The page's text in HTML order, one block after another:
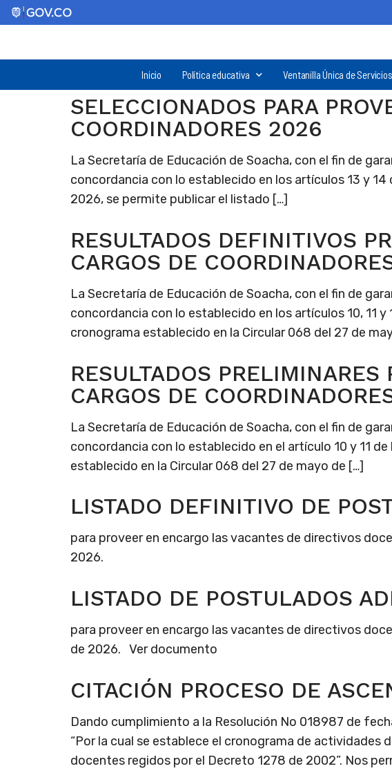
Inicio Política educativa Ventanilla Única de Servicios
SELECCIONADOS PARA
COORDINADORES 2026
La Secretaría de Educación de Soacha, con el fin de
concordancia con lo establecido en los artículos 13 y
2026, se permite publicar el listado […]
RESULTADOS DEFINITIVOS
CARGOS DE
La Secretaría de Educación de Soacha, con el fin de
concordancia con lo establecido en los artículos 10, 11
cronograma establecido en la Circular 068 del 27 de
RESULTADOS PRELIMINARES
CARGOS DE
La Secretaría de Educación de Soacha, con el fin de
concordancia con lo establecido en el artículo 10 y 11
establecido en la Circular 068 del 27 de mayo de […]
LISTADO DEFINITIVO DE
para proveer en encargo las vacantes de directivos
2026.
LISTADO DE POSTULADOS
para proveer en encargo las vacantes de directivos
de 2026. Ver documento
CITACIÓN PROCESO DE
Dando cumplimiento a la Resolución No 018987 de
“Por la cual se establece el cronograma de actividades
docentes regidos por el Decreto 1278 de 2002”. Nos